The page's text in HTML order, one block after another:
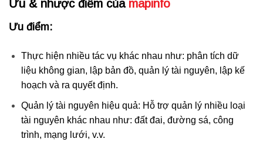
Ưu & nhược điểm của mapinfo
Ưu điểm:
Thực hiện nhiều tác vụ khác nhau như: phân tích dữ
liệu không gian, lập bản đồ, quản lý tài nguyên, lập kế
hoạch và ra quyết định.
Quản lý tài nguyên hiệu quả: Hỗ trợ quản lý nhiều loại
tài nguyên khác nhau như: đất đai, đường sá, công
trình, mạng lưới, v.v.